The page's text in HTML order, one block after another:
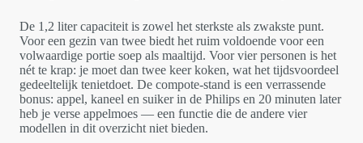
De 1,2 liter capaciteit is zowel het sterkste als zwakste punt.
Voor een gezin van twee biedt het ruim voldoende voor een
volwaardige portie soep als maaltijd. Voor vier personen is het
nét te krap: je moet dan twee keer koken, wat het tijdsvoordeel
gedeeltelijk tenietdoet. De compote-stand is een verrassende
bonus: appel, kaneel en suiker in de Philips en 20 minuten later
heb je verse appelmoes — een functie die de andere vier
modellen in dit overzicht niet bieden.